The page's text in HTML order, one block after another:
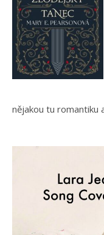
nějakou tu romantiku